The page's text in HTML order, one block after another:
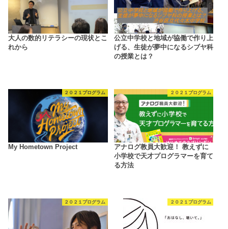
大人の数的リテラシーの現状とこ
れから
公立中学校と地域が協働で作り上
げる、生徒が夢中になるシブヤ科
の授業とは？
２０２１プログラム
My Hometown Project
２０２１プログラム
アナログ教員大歓迎！ 教えずに
小学校で天才プログラマーを育て
る方法
２０２１プログラム ２０２１プログラム